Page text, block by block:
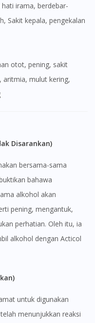
irama, berdebar-
Sakit kepala, pengekalan
aritmia, mulut kering,
Disarankan)
bersama-sama
bahawa
alkohol akan
pening, mengantuk,
perhatian. Oleh itu, ia
alkohol dengan Acticol
untuk digunakan
menunjukkan reaksi